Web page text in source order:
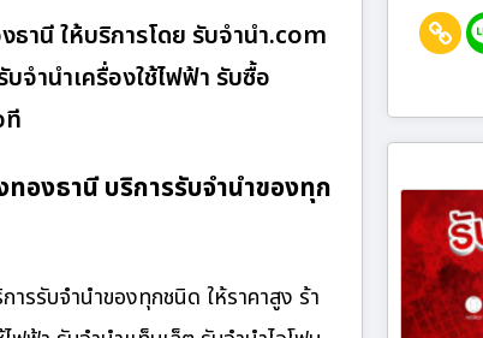
านี ให้บริการโดย รับจํานํา.com
จำนำเครื่องใช้ไฟฟ้า รับซื้อ
ที
องธานี บริการรับจำนำของทุก
รรับจำนำของทุกชนิด ให้ราคาสูง ร้า